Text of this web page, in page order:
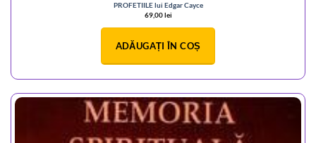
PROFETIILE lui Edgar Cayce
69,00lei
ADĂUGAȚI ÎN COȘ